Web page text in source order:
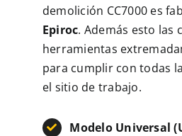
demolición CC7000 es
Epiroc. Además esto las
herramientas
para cumplir con todas
el sitio de trabajo.
Modelo Universal